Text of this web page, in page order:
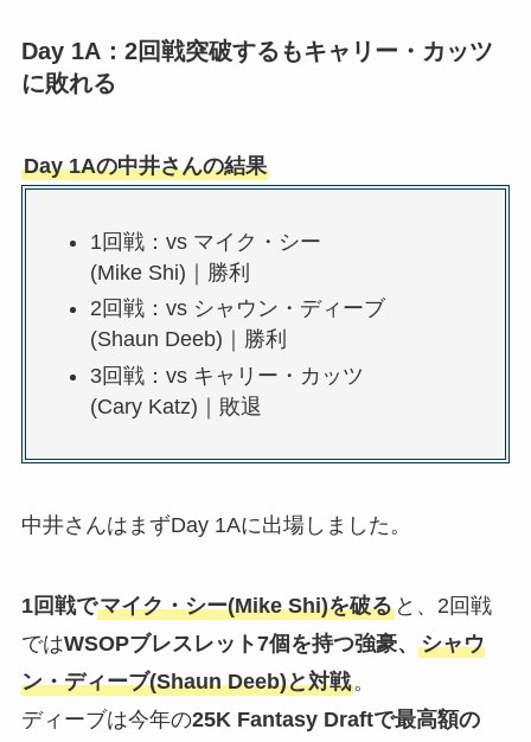
Day 1A：2回戦突破するもキャリー・カッツ
に敗れる
Day 1Aの中井さんの結果
1回戦：vs マイク・シー
(Mike Shi)｜勝利
2回戦：vs シャウン・ディーブ
(Shaun Deeb)｜勝利
3回戦：vs キャリー・カッツ
(Cary Katz)｜敗退
中井さんはまずDay 1Aに出場しました。
1回戦でマイク・シー(Mike Shi)を破ると、2回戦
ではWSOPブレスレット7個を持つ強豪、 シャウ
ン・ディーブ(Shaun Deeb)と対戦。
ディーブは今年の25K Fantasy Draftで最高額の